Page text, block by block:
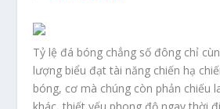
Tỷ lệ đá bóng chẳng số đông chỉ
lượng biểu đạt tài năng chiến hạ
bóng, cơ mà chúng còn phản chiếu